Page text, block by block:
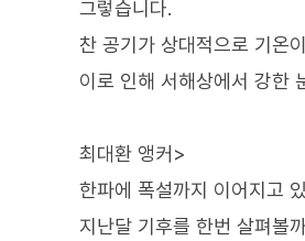
그렇습니다.
찬 공기가 상대적으로 기온
이로 인해 서해상에서 강한
최대환 앵커>
한파에 폭설까지 이어지고
지난달 기후를 한번 살펴볼